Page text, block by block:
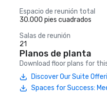
Espacio de reunión total
30.000 pies cuadrados
Salas de reunión
21
Planos de planta
Download floor plans for
Discover Our Suite
Spaces for Success: